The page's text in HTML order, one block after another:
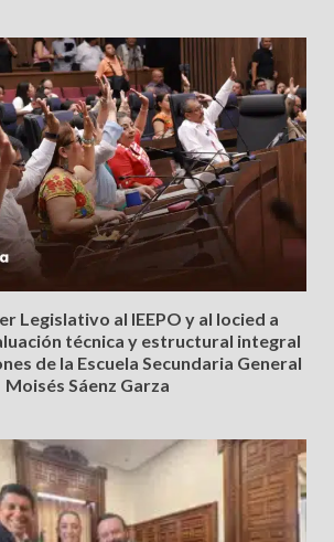
Legislativo al IEEPO y al Iocied a
técnica y estructural integral
de la Escuela Secundaria General
Moisés Sáenz Garza